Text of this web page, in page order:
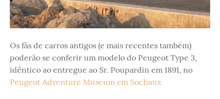
Os fãs de carros antigos (e mais recentes também)
poderão se conferir um modelo do Peugeot Type 3,
idêntico ao entregue ao Sr. Poupardin em 1891, no
Peugeot Adventure Museum em Sochaux